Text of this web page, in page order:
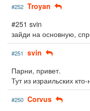
#252 Troyan
#251 svin
зайди на основную,
#251 svin
Парни, привет.
Тут из израильских
#250 Corvus